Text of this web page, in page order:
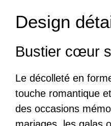
Design
Bustier cœur
Le décolleté en
touche romantique
des occasions